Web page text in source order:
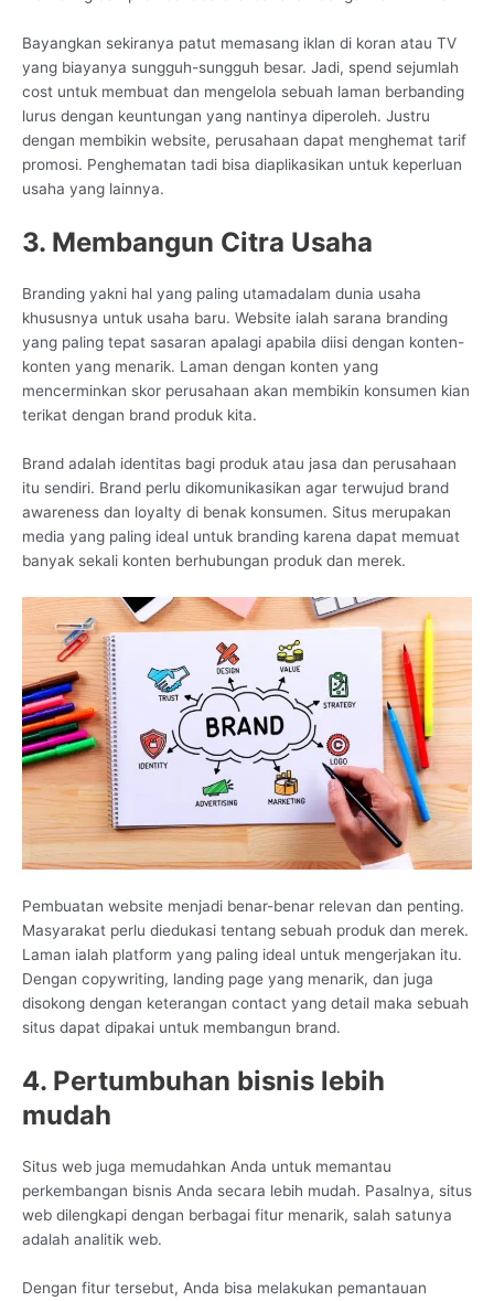
Bayangkan sekiranya patut memasang iklan di koran atau TV
yang biayanya sungguh-sungguh besar. Jadi, spend sejumlah
cost untuk membuat dan mengelola sebuah laman berbanding
lurus dengan keuntungan yang nantinya diperoleh. Justru
dengan membikin website, perusahaan dapat menghemat tarif
promosi. Penghematan tadi bisa diaplikasikan untuk keperluan
usaha yang lainnya.
3. Membangun Citra Usaha
Branding yakni hal yang paling utamadalam dunia usaha
khususnya untuk usaha baru. Website ialah sarana branding
yang paling tepat sasaran apalagi apabila diisi dengan konten-
konten yang menarik. Laman dengan konten yang
mencerminkan skor perusahaan akan membikin konsumen kian
terikat dengan brand produk kita.
Brand adalah identitas bagi produk atau jasa dan perusahaan
itu sendiri. Brand perlu dikomunikasikan agar terwujud brand
awareness dan loyalty di benak konsumen. Situs merupakan
media yang paling ideal untuk branding karena dapat memuat
banyak sekali konten berhubungan produk dan merek.
Pembuatan website menjadi benar-benar relevan dan penting.
Masyarakat perlu diedukasi tentang sebuah produk dan merek.
Laman ialah platform yang paling ideal untuk mengerjakan itu.
Dengan copywriting, landing page yang menarik, dan juga
disokong dengan keterangan contact yang detail maka sebuah
situs dapat dipakai untuk membangun brand.
4. Pertumbuhan bisnis lebih
mudah
Situs web juga memudahkan Anda untuk memantau
perkembangan bisnis Anda secara lebih mudah. Pasalnya, situs
web dilengkapi dengan berbagai fitur menarik, salah satunya
adalah analitik web.
Dengan fitur tersebut, Anda bisa melakukan pemantauan